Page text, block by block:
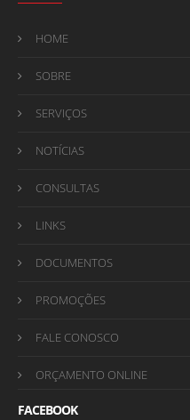
HOME
SOBRE
SERVIÇOS
NOTÍCIAS
CONSULTAS
LINKS
DOCUMENTOS
PROMOÇÕES
FALE CONOSCO
ORÇAMENTO ONLINE
FACEBOOK